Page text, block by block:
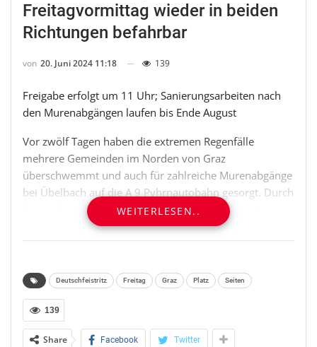
Freitagvormittag wieder in beiden
Richtungen befahrbar
von 20. Juni 2024 11:18 139
Freigabe erfolgt um 11 Uhr; Sanierungsarbeiten nach
den Murenabgängen laufen bis Ende August
Vor zwölf Tagen haben die extremen Regenfälle
mehrere Gemeinden im Norden von Graz
überschwemmt und auch für zahlreiche Murenabgänge
bei Übelbach auf die A 9 Pyhrnautobahn gesorgt. Durch
den außerordentlichen Einsatz von ASFINAG, externen
Experten und Bauunternehmen – In Summe waren
mehr als 50 Personen vor Ort mit den Aufräum- und
grünes Licht für die seit dem 8. Juni gesperrte Strecke
Freitag, den 21. Juni, kann der Abschnitt ab 11 Uhr
wieder für den Verkehr freigegeben werden.
WEITERLESEN..
Deutschfeistritz Freitag Graz Platz Seiten
139
Share Facebook Twitter